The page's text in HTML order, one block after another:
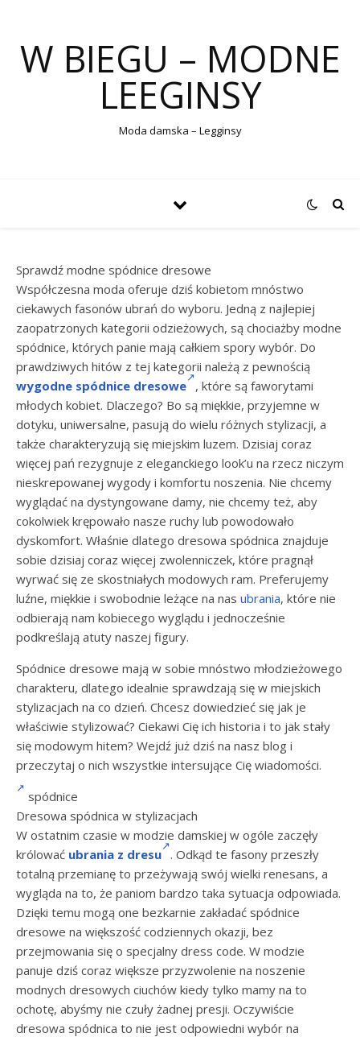
W BIEGU – MODNE
LEEGINSY
Moda damska – Legginsy
Sprawdź modne spódnice dresowe
Współczesna moda oferuje dziś kobietom mnóstwo
ciekawych fasonów ubrań do wyboru. Jedną z najlepiej
zaopatrzonych kategorii odzieżowych, są chociażby modne
spódnice, których panie mają całkiem spory wybór. Do
prawdziwych hitów z tej kategorii należą z pewnością
wygodne spódnice dresowe , które są faworytami
młodych kobiet. Dlaczego? Bo są miękkie, przyjemne w
dotyku, uniwersalne, pasują do wielu różnych stylizacji, a
także charakteryzują się miejskim luzem. Dzisiaj coraz
więcej pań rezygnuje z eleganckiego look’u na rzecz niczym
nieskrepowanej wygody i komfortu noszenia. Nie chcemy
wyglądać na dystyngowane damy, nie chcemy też, aby
cokolwiek krępowało nasze ruchy lub powodowało
dyskomfort. Właśnie dlatego dresowa spódnica znajduje
sobie dzisiaj coraz więcej zwolenniczek, które pragnął
wyrwać się ze skostniałych modowych ram. Preferujemy
luźne, miękkie i swobodnie leżące na nas ubrania, które nie
odbierają nam kobiecego wyglądu i jednocześnie
podkreślają atuty naszej figury.
Spódnice dresowe mają w sobie mnóstwo młodzieżowego
charakteru, dlatego idealnie sprawdzają się w miejskich
stylizacjach na co dzień. Chcesz dowiedzieć się jak je
właściwie stylizować? Ciekawi Cię ich historia i to jak stały
się modowym hitem? Wejdź już dziś na nasz blog i
przeczytaj o nich wszystkie intersujące Cię wiadomości.
spódnice
Dresowa spódnica w stylizacjach
W ostatnim czasie w modzie damskiej w ogóle zaczęły
królować ubrania z dresu . Odkąd te fasony przeszły
totalną przemianę to przeżywają swój wielki renesans, a
wygląda na to, że paniom bardzo taka sytuacja odpowiada.
Dzięki temu mogą one bezkarnie zakładać spódnice
dresowe na większość codziennych okazji, bez
przejmowania się o specjalny dress code. W modzie
panuje dziś coraz większe przyzwolenie na noszenie
modnych dresowych ciuchów kiedy tylko mamy na to
ochotę, abyśmy nie czuły żadnej presji. Oczywiście
dresowa spódnica to nie jest odpowiedni wybór na